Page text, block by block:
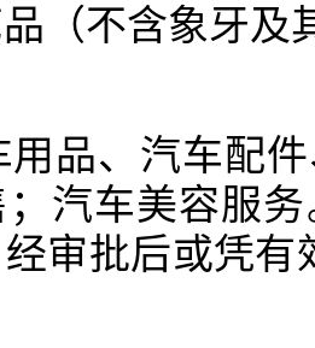
（不含象牙及
用品、汽车配
汽车美容服
审批后或凭有